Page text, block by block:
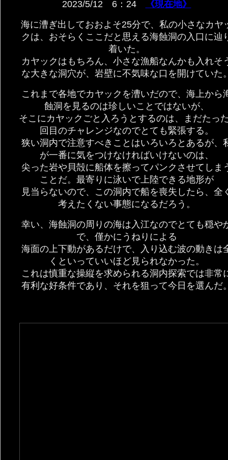
2023/5/12 6：24
《現在地》
海に漕ぎ出しておおよそ25分で、私の小さなカヤ
クは、おそらくここだと思える海蝕洞の入口に辿
着いた。
カヤックはもちろん、小さな漁船なんかも入れそ
な大きな洞穴が、岩壁に不気味な口を開けていた
これまで各地でカヤックを漕いだので、海上から
蝕洞を見るのは珍しいことではないが、
そこにカヤックごと入ろうとするのは、まだたっ
回目のチャレンジなのでとても緊張する。
狭い洞内で注意すべきことはいろいろとあるが、
が一番に気をつけなければいけないのは、
尖った岩や貝殻に船体を擦ってパンクさせてしま
ことだ。最寄りに泳いで上陸できる地形が
見当らないので、この洞内で船を喪失したら、全
考えたくない事態になるだろう。
幸い、海蝕洞の周りの海は入江なのでとても穏や
で、僅かにうねりによる
海面の上下動があるだけで、入り込む波の動きは
くといっていいほど見られなかった。
これは慎重な操縦を求められる洞内探索では非常
有利な好条件であり、それを狙って今日を選んだ